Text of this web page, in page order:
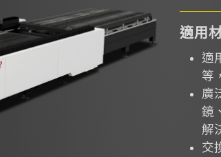
適用
適
等
廣
鏡
解
交